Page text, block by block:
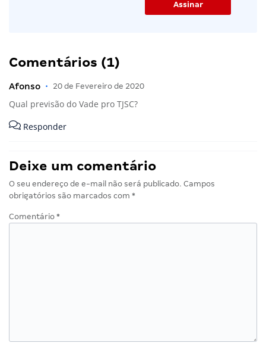
Comentários (1)
Afonso • 20 de Fevereiro de 2020
Qual previsão do Vade pro TJSC?
Responder
Deixe um comentário
O seu endereço de e-mail não será publicado. Campos
obrigatórios são marcados com *
Comentário *